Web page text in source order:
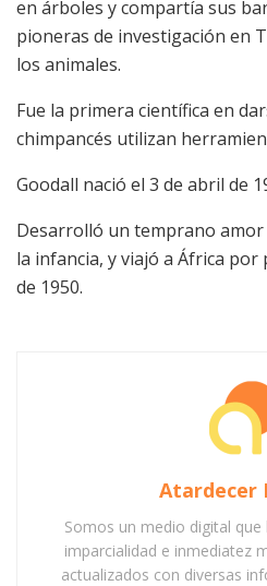
en árboles y compartía sus
pioneras de investigación en
los animales.
Fue la primera científica en
chimpancés utilizan
Goodall nació el 3 de abril de
Desarrolló un temprano
la infancia, y viajó a África por
de 1950.
Atardecer
Somos un medio digital que
imparcialidad e inmediatez
actualizados con diversas